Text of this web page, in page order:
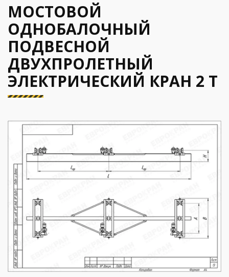
МОСТОВОЙ
ОДНОБАЛОЧНЫЙ
ПОДВЕСНОЙ
ДВУХПРОЛЕТНЫЙ
ЭЛЕКТРИЧЕСКИЙ КРАН 2 Т